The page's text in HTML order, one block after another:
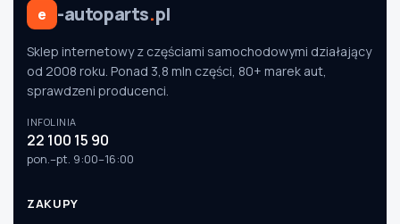
e -autoparts.pl
Sklep internetowy z częściami samochodowymi działający
od 2008 roku. Ponad 3,8 mln części, 80+ marek aut,
sprawdzeni producenci.
INFOLINIA
22 100 15 90
pon.–pt. 9:00–16:00
ZAKUPY